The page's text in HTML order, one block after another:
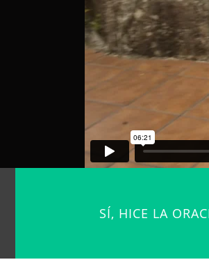
SÍ, HICE LA